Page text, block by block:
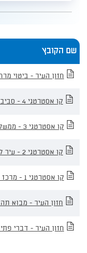
העיר
אסטרטגי
שם הקובץ
חזון העיר - ביטוי
קו אסטרטגי 4 - סביבה עירונית אטרקטיבית
קו אסטרטגי 3 - ממשל עם הפנים לאזרח
קו אסטרטגי 2 - עיר לכל תושביה
קו אסטרטגי 1 - מרכז כלכלי ותרבותי
חזון העיר - מבוא
חזון העיר - דברי